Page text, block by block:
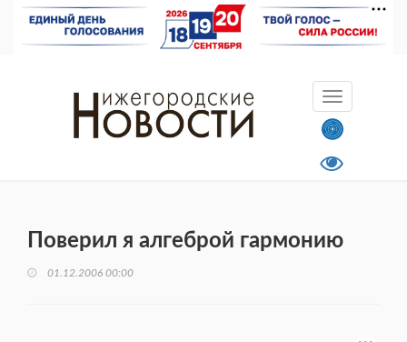
Поверил я алгеброй гармонию
01.12.2006 00:00